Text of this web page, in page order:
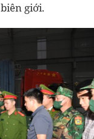
giới.